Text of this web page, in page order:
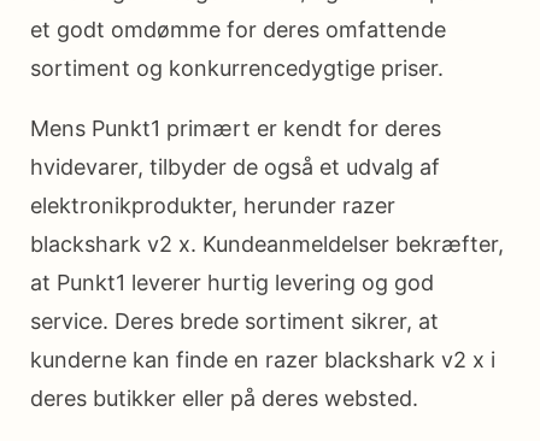
et godt omdømme for deres omfattende
sortiment og konkurrencedygtige priser.
Mens Punkt1 primært er kendt for deres
hvidevarer, tilbyder de også et udvalg af
elektronikprodukter, herunder razer
blackshark v2 x. Kundeanmeldelser bekræfter,
at Punkt1 leverer hurtig levering og god
service. Deres brede sortiment sikrer, at
kunderne kan finde en razer blackshark v2 x i
deres butikker eller på deres websted.